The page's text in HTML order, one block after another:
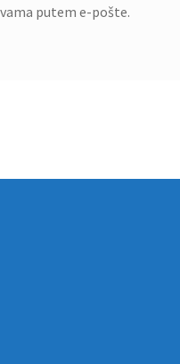
putem e-pošte.